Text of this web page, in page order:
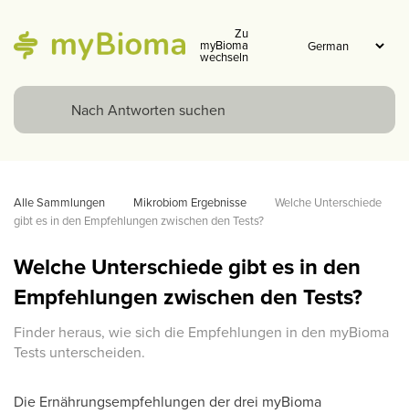
Zu
myBioma
wechseln
Alle Sammlungen Mikrobiom Ergebnisse
Welche Unterschiede
gibt es in den Empfehlungen zwischen den Tests?
Welche Unterschiede gibt es in den
Empfehlungen zwischen den Tests?
Finder heraus, wie sich die Empfehlungen in den myBioma
Tests unterscheiden.
Die Ernährungsempfehlungen der drei myBioma